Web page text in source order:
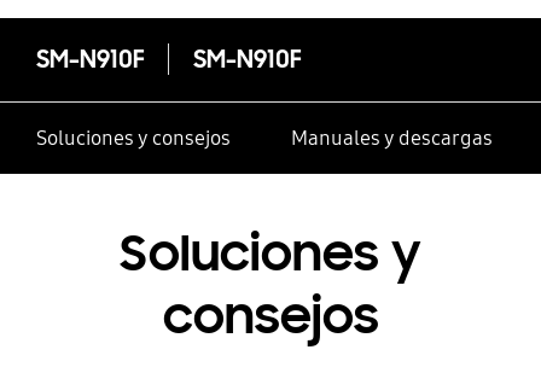
SM-N910F SM-N910F
Soluciones y consejos Manuales y descargas
Soluciones y
consejos